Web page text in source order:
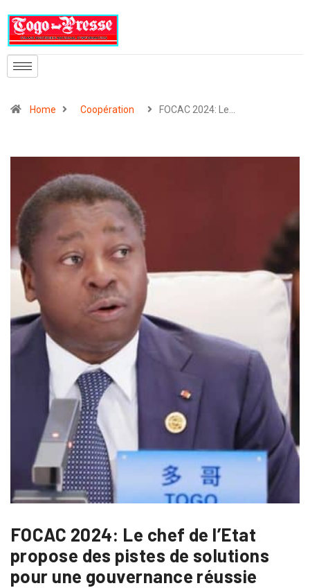
Home Coopération FOCAC 2024: Le…
FOCAC 2024: Le chef de l’Etat
propose des pistes de solutions
pour une gouvernance réussie